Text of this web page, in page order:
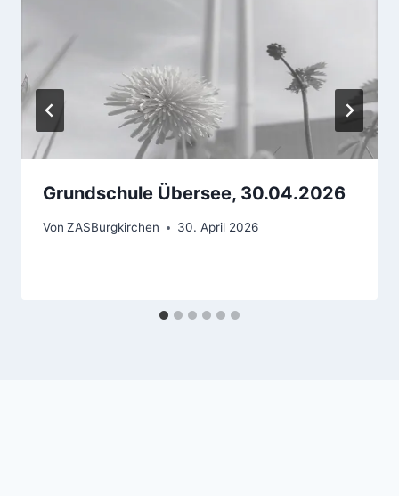
Grundschule Übersee, 30.04.2026
Von ZASBurgkirchen 30. April 2026